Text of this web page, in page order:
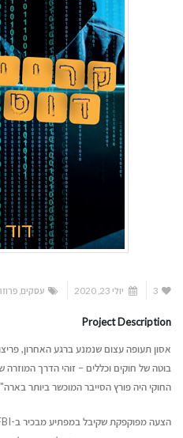
3 יולי 23, 2020 עסקים ,
Project Description
אסון תעופה עצום שנמנע ברגע האחרון,
בוטה של חוקים וכללים – זוהי הדרך המוזרה
החוקי היה פורץ הסייבר המוכשר ביותר